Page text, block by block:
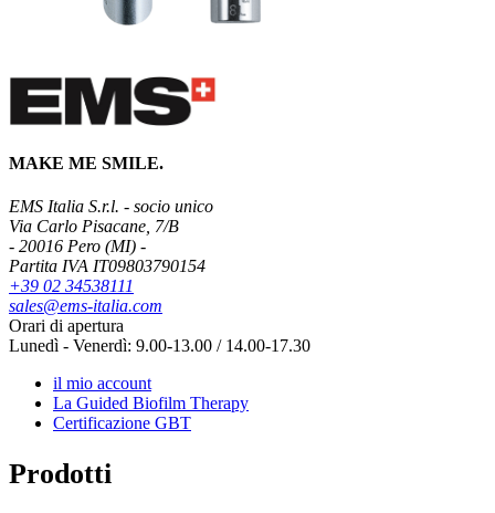
MAKE ME SMILE.
EMS Italia S.r.l. - socio unico
Via Carlo Pisacane, 7/B
- 20016 Pero (MI) -
Partita IVA IT09803790154
+39 02 34538111
sales@ems-italia.com
Orari di apertura
Lunedì - Venerdì: 9.00-13.00 / 14.00-17.30
il mio account
La Guided Biofilm Therapy
Certificazione GBT
Prodotti